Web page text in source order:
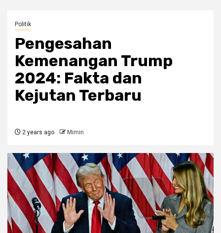
Politik
Pengesahan
Kemenangan Trump
2024: Fakta dan
Kejutan Terbaru
2 years ago Mimin